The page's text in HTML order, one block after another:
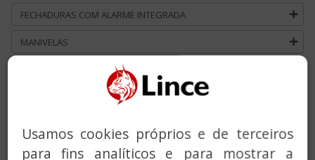
FECHADURAS COM ALARME INTEGRADA
MANIVELAS
SOLUÇÕES PERSONALIZADAS
Usamos cookies próprios e de terceiros
para fins analíticos e para mostrar a